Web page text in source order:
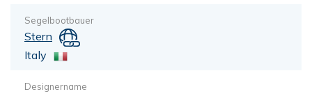
Segelbootbauer
Stern
Italy
Designername